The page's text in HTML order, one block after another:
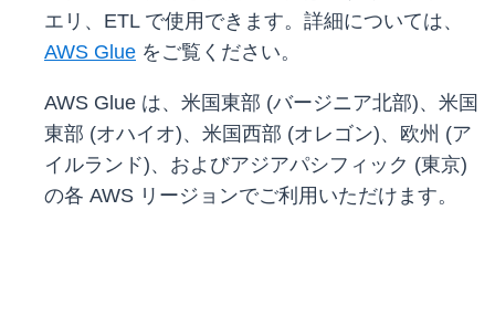
エリ、ETL で使用できます。詳細については、
AWS Glue をご覧ください。
AWS Glue は、米国東部 (バージニア北部)、米国
東部 (オハイオ)、米国西部 (オレゴン)、欧州 (ア
イルランド)、およびアジアパシフィック (東京)
の各 AWS リージョンでご利用いただけます。